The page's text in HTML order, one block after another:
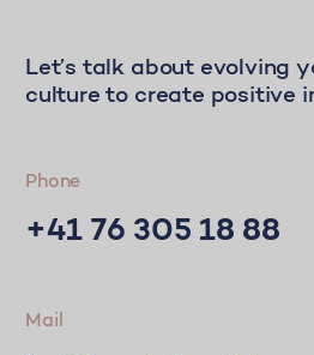
Let’s talk about evolving
culture to create positive
Phone
+41 76 305 18 88
Mail